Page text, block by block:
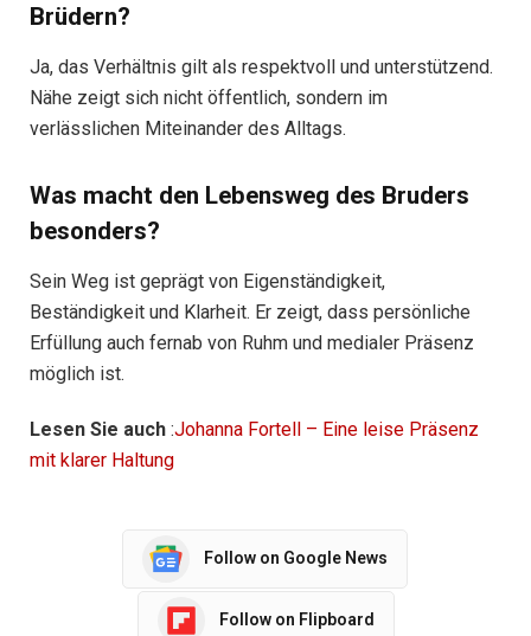
Brüdern?
Ja, das Verhältnis gilt als respektvoll und unterstützend.
Nähe zeigt sich nicht öffentlich, sondern im
verlässlichen Miteinander des Alltags.
Was macht den Lebensweg des Bruders
besonders?
Sein Weg ist geprägt von Eigenständigkeit,
Beständigkeit und Klarheit. Er zeigt, dass persönliche
Erfüllung auch fernab von Ruhm und medialer Präsenz
möglich ist.
Lesen Sie auch :Johanna Fortell – Eine leise Präsenz
mit klarer Haltung
Follow on Google News
Follow on Flipboard